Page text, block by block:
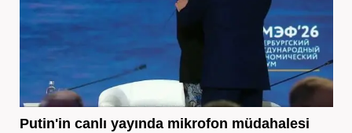
Putin'in canlı yayında mikrofon müdahalesi